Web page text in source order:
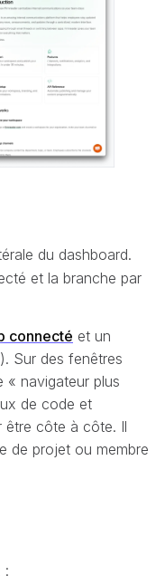
du dashboard.
et la branche par
connecté et un
Sur des fenêtres
« navigateur plus
de code et
être côte à côte. Il
de projet ou membre
: